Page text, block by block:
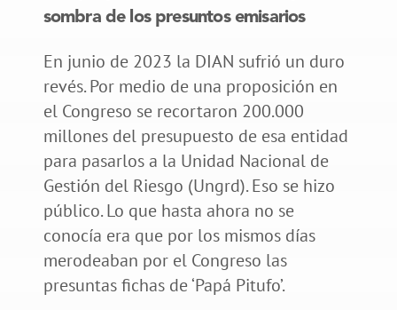
sombra de los presuntos emisarios
En junio de 2023 la DIAN sufrió un duro
revés. Por medio de una proposición en
el Congreso se recortaron 200.000
millones del presupuesto de esa entidad
para pasarlos a la Unidad Nacional de
Gestión del Riesgo (Ungrd). Eso se hizo
público. Lo que hasta ahora no se
conocía era que por los mismos días
merodeaban por el Congreso las
presuntas fichas de ‘Papá Pitufo’.